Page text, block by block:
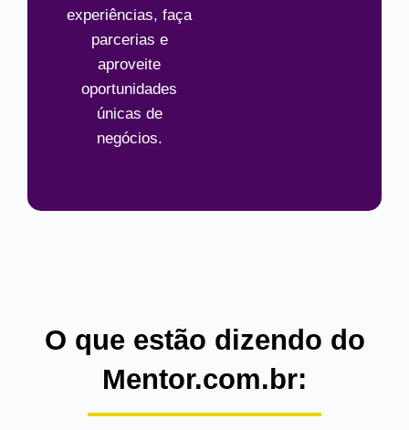
experiências, faça
parcerias e
aproveite
oportunidades
únicas de
negócios.
O que estão dizendo do
Mentor.com.br: